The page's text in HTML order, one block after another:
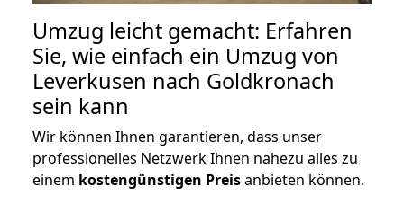
Umzug leicht gemacht: Erfahren
Sie, wie einfach ein Umzug von
Leverkusen nach Goldkronach
sein kann
Wir können Ihnen garantieren, dass unser
professionelles Netzwerk Ihnen nahezu alles zu
einem kostengünstigen Preisanbieten können.